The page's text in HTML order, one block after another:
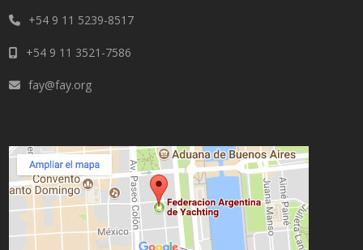
+54 9 11 5239-8517
+54 9 11 3521-7586
fay@fay.org